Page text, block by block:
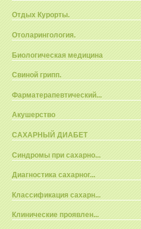
Отдых Курорты.
Отоларингология.
Биологическая медицина
Свиной грипп.
Фарматерапевтический...
Акушерство
САХАРНЫЙ ДИАБЕТ
Синдромы при сахарно...
Диагностика сахарног...
Классификация сахарн...
Клинические проявлен...